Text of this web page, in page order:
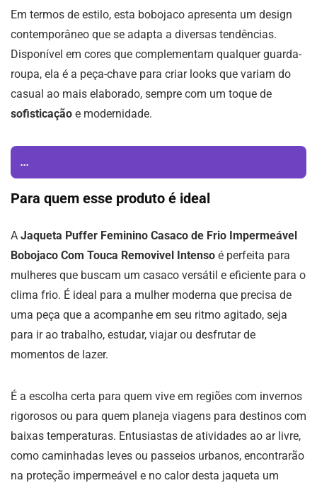
Em termos de estilo, esta bobojaco apresenta um design
contemporâneo que se adapta a diversas tendências.
Disponível em cores que complementam qualquer guarda-
roupa, ela é a peça-chave para criar looks que variam do
casual ao mais elaborado, sempre com um toque de
sofisticação e modernidade.
...
Para quem esse produto é ideal
A Jaqueta Puffer Feminino Casaco de Frio Impermeável
Bobojaco Com Touca Removivel Intenso é perfeita para
mulheres que buscam um casaco versátil e eficiente para o
clima frio. É ideal para a mulher moderna que precisa de
uma peça que a acompanhe em seu ritmo agitado, seja
para ir ao trabalho, estudar, viajar ou desfrutar de
momentos de lazer.
É a escolha certa para quem vive em regiões com invernos
rigorosos ou para quem planeja viagens para destinos com
baixas temperaturas. Entusiastas de atividades ao ar livre,
como caminhadas leves ou passeios urbanos, encontrarão
na proteção impermeável e no calor desta jaqueta um